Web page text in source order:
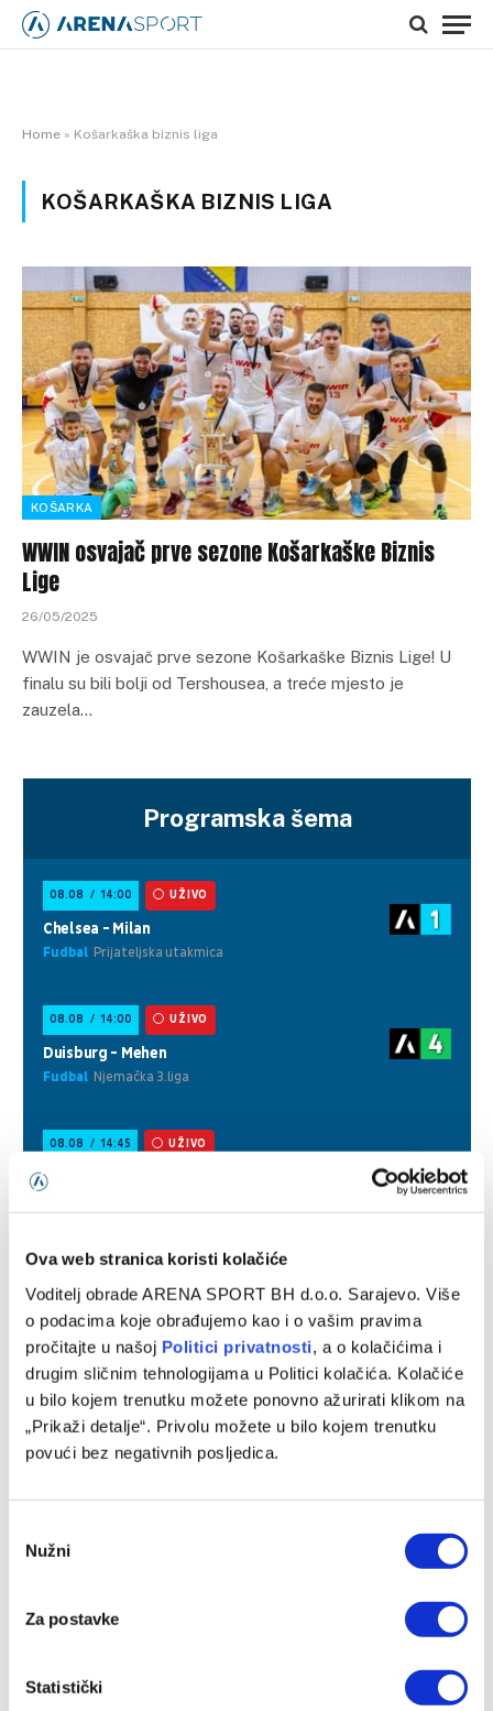
Ova web stranica koristi kolačiće
Voditelj obrade ARENA SPORT BH d.o.o. Sarajevo. Više
o podacima koje obrađujemo kao i o vašim pravima
pročitajte u našoj Politici privatnosti, a o kolačićima i
drugim sličnim tehnologijama u Politici kolačića. Kolačiće
u bilo kojem trenutku možete ponovno ažurirati klikom na
„Prikaži detalje“. Privolu možete u bilo kojem trenutku
povući bez negativnih posljedica.
Selection
Nužni
Za postavke
Statistički
Home » Košarkaška biznis liga
KOŠARKAŠKA BIZNIS LIGA
KOŠARKA
WWIN osvajač prve sezone Košarkaške Biznis
Lige
26/05/2025
WWIN je osvajač prve sezone Košarkaške Biznis Lige! U
finalu su bili bolji od Tershousea, a treće mjesto je
zauzela…
Programska šema